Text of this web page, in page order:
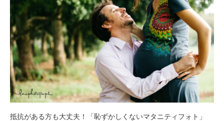
抵抗がある方も大丈夫！「恥ずかしくないマタニティフォト」